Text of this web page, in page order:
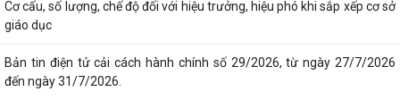
Cơ cấu, số lượng, chế độ đối với hiệu trưởng, hiệu phó khi sắp xếp cơ sở
giáo dục
Bản tin điện tử cải cách hành chính số 29/2026, từ ngày 27/7/2026
đến ngày 31/7/2026.